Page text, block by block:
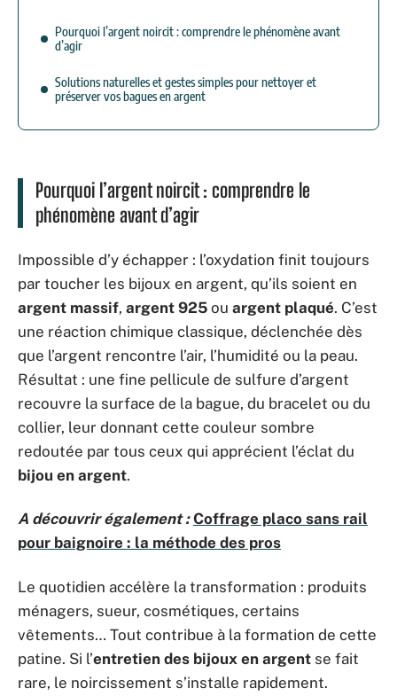
Pourquoi l’argent noircit : comprendre le phénomène avant
d’agir
Solutions naturelles et gestes simples pour nettoyer et
préserver vos bagues en argent
Pourquoi l’argent noircit : comprendre le
phénomène avant d’agir
Impossible d’y échapper : l’oxydation finit toujours
par toucher les bijoux en argent, qu’ils soient en
argent massif, argent 925 ou argent plaqué. C’est
une réaction chimique classique, déclenchée dès
que l’argent rencontre l’air, l’humidité ou la peau.
Résultat : une fine pellicule de sulfure d’argent
recouvre la surface de la bague, du bracelet ou du
collier, leur donnant cette couleur sombre
redoutée par tous ceux qui apprécient l’éclat du
bijou en argent.
A découvrir également : Coffrage placo sans rail
pour baignoire : la méthode des pros
Le quotidien accélère la transformation : produits
ménagers, sueur, cosmétiques, certains
vêtements… Tout contribue à la formation de cette
patine. Si l’entretien des bijoux en argent se fait
rare, le noircissement s’installe rapidement.